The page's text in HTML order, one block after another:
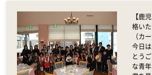
【鹿
格い
（カ
今日
とう
な青